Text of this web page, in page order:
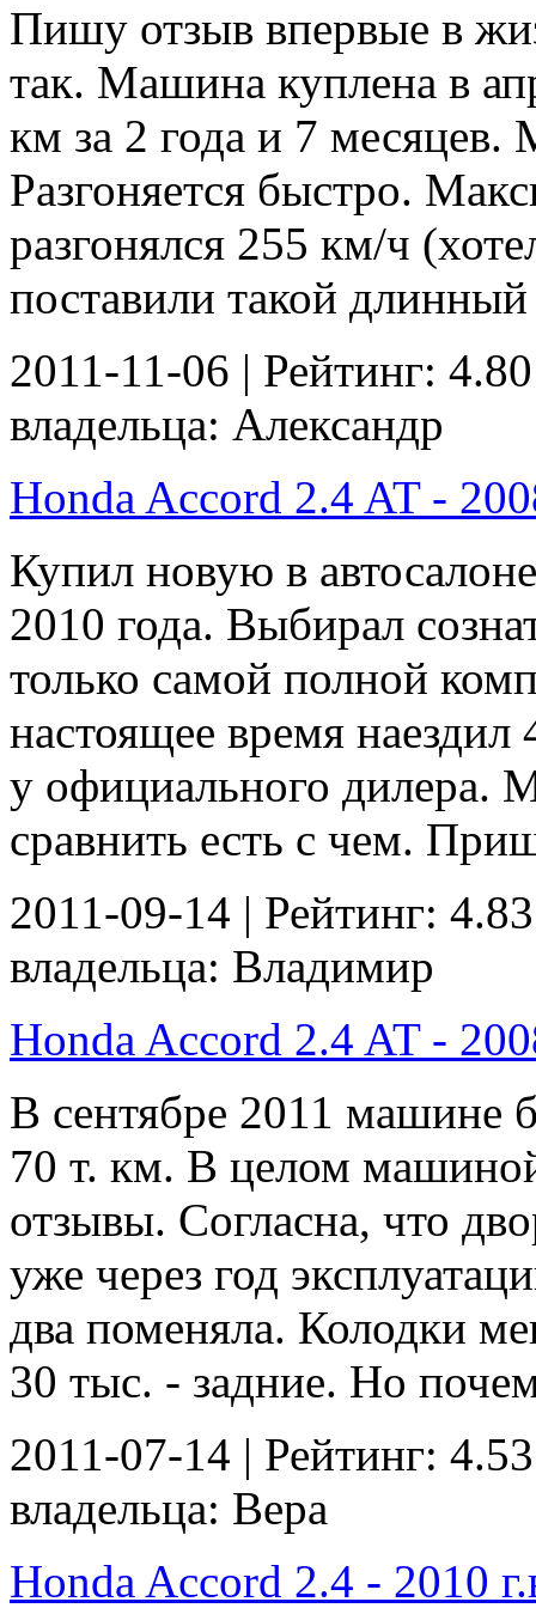
Пишу отзыв впервые в
так. Машина куплена в
км за 2 года и 7
Разгоняется быстро.
разгонялся 255 км/ч
поставили такой
2011-11-06 | Рейтинг:
владельца: Александр
Honda Accord 2.4 AT -
Купил новую в
2010 года. Выбирал
только самой полной
настоящее время
у официального дилера.
сравнить есть с чем.
2011-09-14 | Рейтинг:
владельца: Владимир
Honda Accord 2.4 AT -
В сентябре 2011 машине
70 т. км. В целом
отзывы. Согласна, что
уже через год
два поменяла. Колодки
30 тыс. - задние. Но
2011-07-14 | Рейтинг:
владельца: Вера
Honda Accord 2.4 - 2010